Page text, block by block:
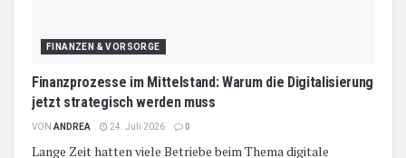
FINANZEN & VORSORGE
Finanzprozesse im Mittelstand: Warum die Digitalisierung
jetzt strategisch werden muss
VON ANDREA 24. Juli 2026 0
Lange Zeit hatten viele Betriebe beim Thema digitale